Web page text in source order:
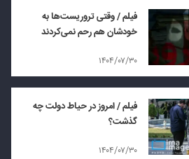
فیلم / وقتی تروریست‌ها به
خودشان هم رحم نمی‌کردند
۱۴۰۴/۰۷/۳۰
فیلم / امروز در حیاط دولت چه
گذشت؟
۱۴۰۴/۰۷/۳۰